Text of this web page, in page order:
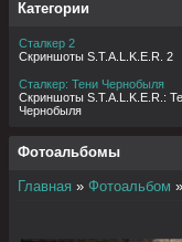
Категории
Сталкер 2
Скриншоты S.T.A.L.K.E.R. 2
Сталкер: Тени Чернобыля
Скриншоты S.T.A.L.K.E.R.:
Чернобыля
Фотоальбомы
Главная » Фотоальбом »